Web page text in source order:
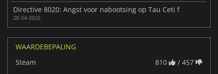
Directive 8020: Angst voor nabootsing op Tau Ceti f
28-04-2026
WAARDEBEPALING
Steam
810 / 457